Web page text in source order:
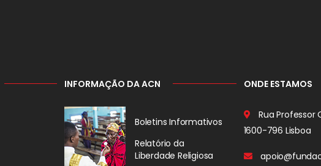
INFORMAÇÃO DA ACN
Boletins Informativos
Relatório da
Liberdade Religiosa
ONDE ESTAMOS
Rua Professor
1600-796 Lisboa